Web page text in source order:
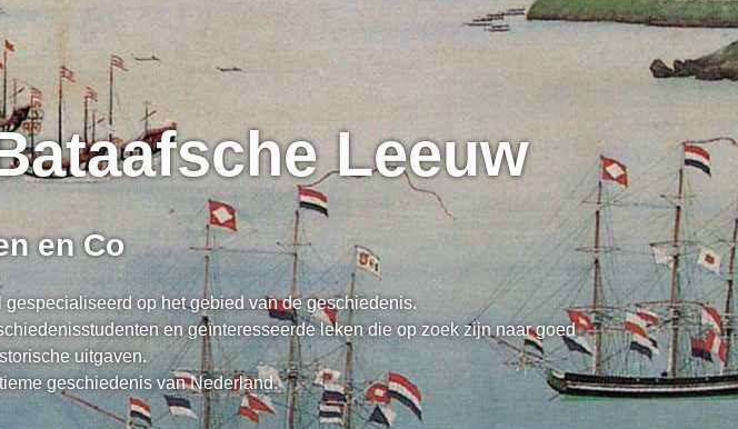
Leeuw
en Co
op het gebied van de geschiedenis.
en geïnteresseerde leken die op zoek zijn naar goed
uitgaven.
geschiedenis van Nederland.